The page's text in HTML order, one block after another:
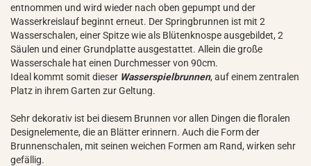
entnommen und wird wieder nach oben gepumpt und der
Wasserkreislauf beginnt erneut. Der Springbrunnen ist mit 2
Wasserschalen, einer Spitze wie als Blütenknospe ausgebildet, 2
Säulen und einer Grundplatte ausgestattet. Allein die große
Wasserschale hat einen Durchmesser von 90cm.
Ideal kommt somit dieser Wasserspielbrunnen, auf einem zentralen
Platz in ihrem Garten zur Geltung.
Sehr dekorativ ist bei diesem Brunnen vor allen Dingen die floralen
Designelemente, die an Blätter erinnern. Auch die Form der
Brunnenschalen, mit seinen weichen Formen am Rand, wirken sehr
gefällig.